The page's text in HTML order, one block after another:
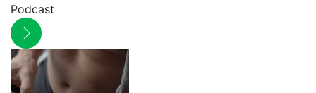
Podcast